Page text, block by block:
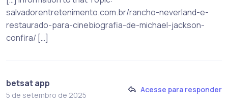
salvadorentretenimento.com.br/rancho-neverland-e-
restaurado-para-cinebiografia-de-michael-jackson-
confira/ […]
betsat app
5 de setembro de 2025
Acesse para responder